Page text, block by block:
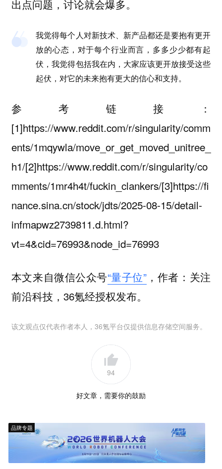
出点问题，讨论就会爆多。
我觉得每个人对新技术、新产品都还是要抱有更开
放的心态，对于每个行业而言，多多少少都有起
伏，我觉得包括我在内，大家应该更开放接受这些
起伏，对它的未来抱有更大的信心和支持。
参考链接：
[1]https://www.reddit.com/r/singularity/comm
ents/1mqywla/move_or_get_moved_unitree_
h1/[2]https://www.reddit.com/r/singularity/co
mments/1mr4h4t/fuckin_clankers/[3]https://fi
nance.sina.cn/stock/jdts/2025-08-15/detail-
infmapwz2739811.d.html?
vt=4&cid=76993&node_id=76993
本文来自微信公众号“量子位”，作者：关注
前沿科技，36氪经授权发布。
该文观点仅代表作者本人，36氪平台仅提供信息存储空间服务。
94
好文章，需要你的鼓励
品牌专题